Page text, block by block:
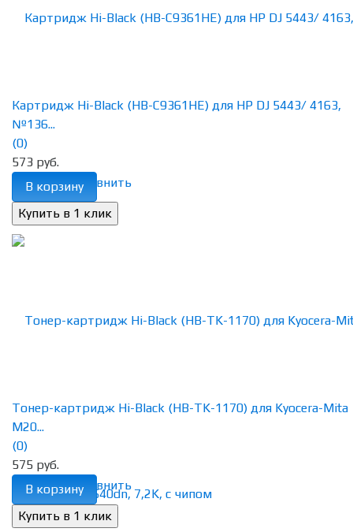
избранное сравнить
Картридж Hi-Black (HB-C9361HE) для HP DJ 5443/ 4163,
№136...
(0)
573 руб.
В корзину
избранное сравнить
Тонер-картридж Hi-Black (HB-TK-1170) для Kyocera-Mita
M20...
(0)
575 руб.
В корзину